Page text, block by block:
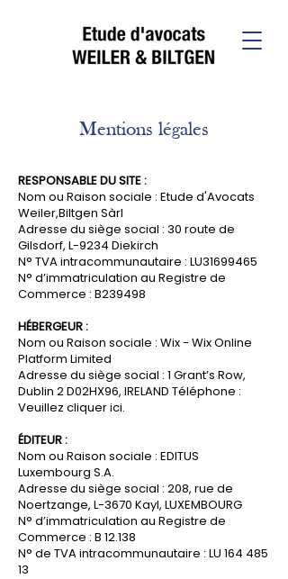
Mentions légales
RESPONSABLE DU SITE :
Nom ou Raison sociale : Etude d'Avocats
Weiler,Biltgen Sàrl
Adresse du siège social : 30 route de
Gilsdorf, L-9234 Diekirch
N° TVA intracommunautaire : LU31699465
N° d’immatriculation au Registre de
Commerce : B239498
HÉBERGEUR :
Nom ou Raison sociale : Wix - Wix Online
Platform Limited
Adresse du siège social : 1 Grant’s Row,
Dublin 2 D02HX96, IRELAND Téléphone :
Veuillez cliquerici.
ÉDITEUR :
Nom ou Raison sociale : EDITUS
Luxembourg S.A.
Adresse du siège social : 208, rue de
Noertzange, L-3670 Kayl, LUXEMBOURG
N° d’immatriculation au Registre de
Commerce : B 12.138
N° de TVA intracommunautaire : LU 164 485
13